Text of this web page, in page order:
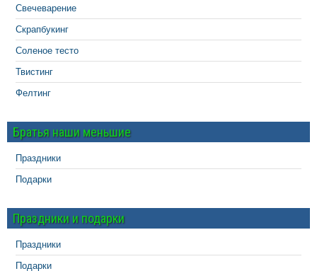
Свечеварение
Скрапбукинг
Соленое тесто
Твистинг
Фелтинг
Братья наши меньшие
Праздники
Подарки
Праздники и подарки
Праздники
Подарки